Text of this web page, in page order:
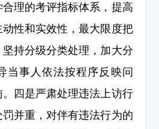
理的考评指标体系，提高
性和实效性，最大限度把
持分级分类处理，加大分
当事人依法按程序反映问
四是严肃处理违法上访行
并重，对伴有违法行为的